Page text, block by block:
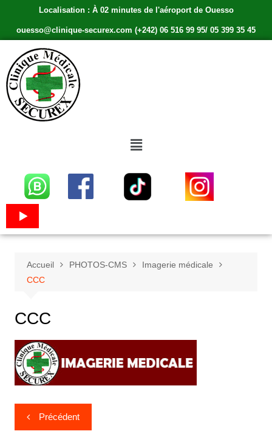
Localisation : À 02 minutes de l'aéroport de Ouesso
ouesso@clinique-securex.com (+242) 06 516 99 95/ 05 399 35 45
Accueil PHOTOS-CMS
Imagerie médicale
CCC
CCC
Précédent